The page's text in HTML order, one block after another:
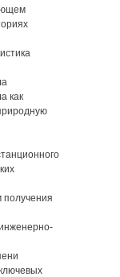
как
получения